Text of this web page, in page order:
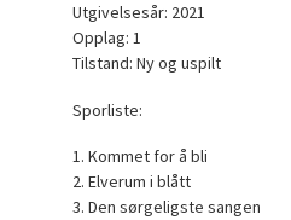
Utgivelsesår: 2021
Opplag: 1
Tilstand: Ny og uspilt
Sporliste:
1. Kommet for å bli
2. Elverum i blått
3. Den sørgeligste sangen